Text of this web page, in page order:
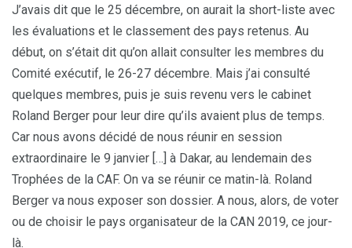
J’avais dit que le 25 décembre, on aurait la short-liste avec
les évaluations et le classement des pays retenus. Au
début, on s’était dit qu’on allait consulter les membres du
Comité exécutif, le 26-27 décembre. Mais j’ai consulté
quelques membres, puis je suis revenu vers le cabinet
Roland Berger pour leur dire qu’ils avaient plus de temps.
Car nous avons décidé de nous réunir en session
extraordinaire le 9 janvier […] à Dakar, au lendemain des
Trophées de la CAF. On va se réunir ce matin-là. Roland
Berger va nous exposer son dossier. A nous, alors, de voter
ou de choisir le pays organisateur de la CAN 2019, ce jour-
là.